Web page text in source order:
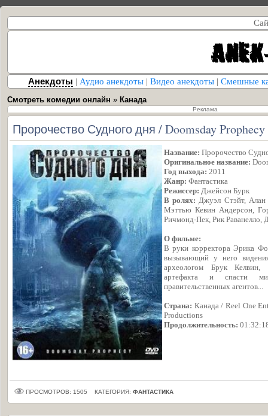
Анекдоты | Аудио анекдоты | Видео анекдоты | Смешные
Смотреть комедии онлайн » Канада
Реклама
Пророчество Судного дня / Doomsday
Название: Пророчество
Оригинальное название:
Год выхода: 2011
Жанр: Фантастика
Режиссер: Джейсон Бурк
В ролях: Джуэл Стэйт,
Мэттью Кевин Андерсон,
Ричмонд-Пек, Рик Раванелло,
О фильме:
В руки корректора Эрика
вызывающий у него
археологом Брук Келвин,
артефакта и спасти
правительственных агентов...
Страна: Канада / Reel One
Productions
Продолжительность:
ПРОСМОТРОВ: 1505 КАТЕГОРИЯ: ФАНТАСТИКА